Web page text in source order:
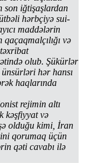
son iğtişaşlardan
hərbçiyə sui-
maddələrin
və
olub. Şükürlər
hər hansı
haqlarında
rejimin altı
kəşfiyyat və
olduğu kimi, İran
ni qorumaq üçün
qəti cavabı ilə